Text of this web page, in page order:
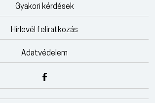
Gyakori kérdések
Hírlevél feliratkozás
Adatvédelem